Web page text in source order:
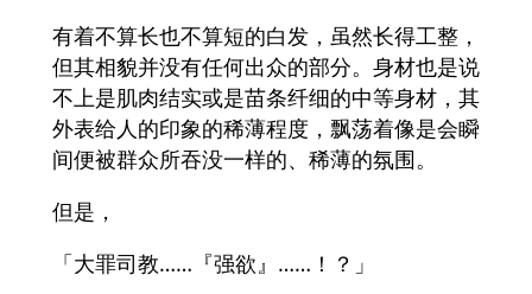
有着不算长也不算短的白发，虽然长得工整，
但其相貌并没有任何出众的部分。身材也是说
不上是肌肉结实或是苗条纤细的中等身材，其
外表给人的印象的稀薄程度，飘荡着像是会瞬
间便被群众所吞没一样的、稀薄的氛围。
但是，
「大罪司教……『强欲』……！？」